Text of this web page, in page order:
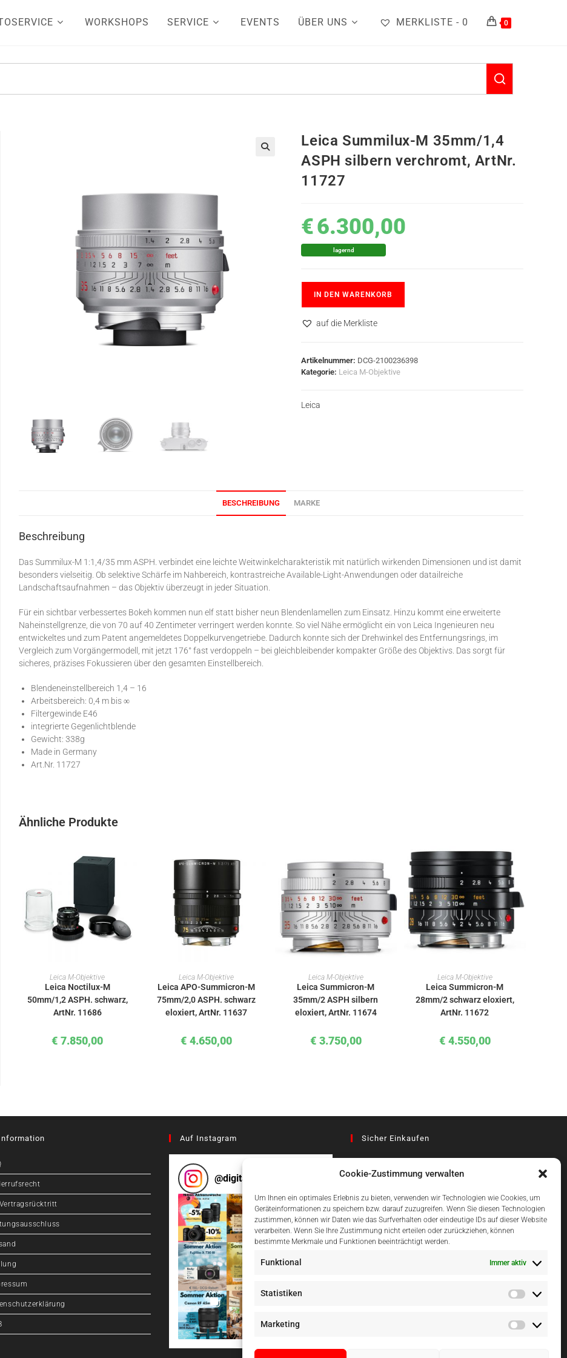
Cookie-Zustimmung verwalten
Um Ihnen ein optimales Erlebnis zu bieten, verwenden wir Technologien wie Cookies, um
Geräteinformationen zu speichern bzw. darauf zuzugreifen. Wenn Sie diesen Technologien
zustimmen, können wir Daten wie das Surfverhalten oder eindeutige IDs auf dieser Website
verarbeiten. Wenn Sie Ihre Zustimmung nicht erteilen oder zurückziehen, können
bestimmte Merkmale und Funktionen beeinträchtigt werden.
Funktional Immer aktiv
Statistiken
Marketing
WORKSHOPS SERVICE EVENTS ÜBER UNS MERKLISTE - 0 0
Leica Summilux-M 35mm/1,4
ASPH silbern verchromt, ArtNr.
11727
€6.300,00
lagernd
IN DEN WARENKORB
auf die Merkliste
Artikelnummer: DCG-2100236398
Kategorie: Leica M-Objektive
Leica
BESCHREIBUNG MARKE
Beschreibung
Das Summilux-M 1:1,4/35 mm ASPH. verbindet eine leichte Weitwinkelcharakteristik mit natürlich wirkenden Dimensionen und ist damit
besonders vielseitig. Ob selektive Schärfe im Nahbereich, kontrastreiche Available-Light-Anwendungen oder datailreiche
Landschaftsaufnahmen – das Objektiv überzeugt in jeder Situation.
Für ein sichtbar verbessertes Bokeh kommen nun elf statt bisher neun Blendenlamellen zum Einsatz. Hinzu kommt eine erweiterte
Naheinstellgrenze, die von 70 auf 40 Zentimeter verringert werden konnte. So viel Nähe ermöglicht ein von Leica Ingenieuren neu
entwickeltes und zum Patent angemeldetes Doppelkurvengetriebe. Dadurch konnte sich der Drehwinkel des Entfernungsrings, im
Vergleich zum Vorgängermodell, mit jetzt 176° fast verdoppeln – bei gleichbleibender kompakter Größe des Objektivs. Das sorgt für
sicheres, präzises Fokussieren über den gesamten Einstellbereich.
Blendeneinstellbereich 1,4 – 16
Arbeitsbereich: 0,4 m bis ∞
Filtergewinde E46
integrierte Gegenlichtblende
Gewicht: 338g
Made in Germany
Art.Nr. 11727
Ähnliche Produkte
IN DEN WARENKORB
Leica M-Objektive
Leica Noctilux-M
50mm/1,2 ASPH. schwarz,
ArtNr. 11686
€ 7.850,00
IN DEN WARENKORB
Leica M-Objektive
Leica APO-Summicron-M
75mm/2,0 ASPH. schwarz
eloxiert, ArtNr. 11637
€ 4.650,00
IN DEN WARENKORB
Leica M-Objektive
Leica Summicron-M
35mm/2 ASPH silbern
eloxiert, ArtNr. 11674
€ 3.750,00
IN DEN WARENKORB
Leica M-Objektive
Leica Summicron-M
28mm/2 schwarz eloxiert,
ArtNr. 11672
€ 4.550,00
Vertragsrücktritt
Auf Instagram
@digitalcameragraz
Sicher Einkaufen
Einfach Online Bezahlen